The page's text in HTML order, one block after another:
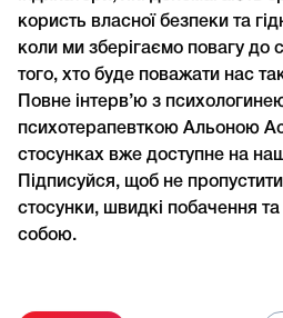
користь власної безпеки та
коли ми зберігаємо повагу до
того, хто буде поважати нас
Повне інтерв’ю з
психотерапевткою Альоною
стосунках вже доступне на
Підписуйся, щоб не
стосунки, швидкі побачення
собою.